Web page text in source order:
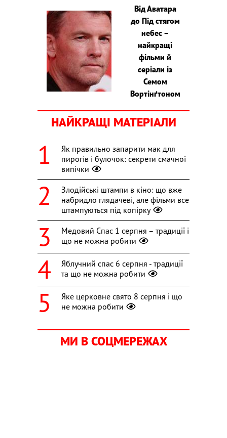
Від Аватара
до Під стягом
небес –
найкращі
фільми й
серіали із
Семом
Вортінґтоном
НАЙКРАЩІ МАТЕРІАЛИ
Як правильно запарити мак для
пирогів і булочок: секрети смачної
випічки
Злодійські штампи в кіно: що вже
набридло глядачеві, але фільми все
штампуються під копірку
Медовий Спас 1 серпня – традиції і
що не можна робити
Яблучний спас 6 серпня - традиції
та що не можна робити
Яке церковне свято 8 серпня і що
не можна робити
МИ В СОЦМЕРЕЖАХ